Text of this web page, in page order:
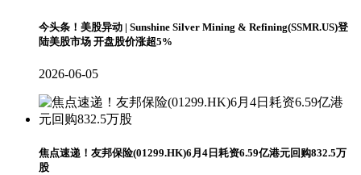
今头条！美股异动 | Sunshine Silver Mining & Refining(SSMR.US)登
陆美股市场 开盘股价涨超5%
2026-06-05
焦点速递！友邦保险(01299.HK)6月4日耗资6.59亿港元回购832.5万
股